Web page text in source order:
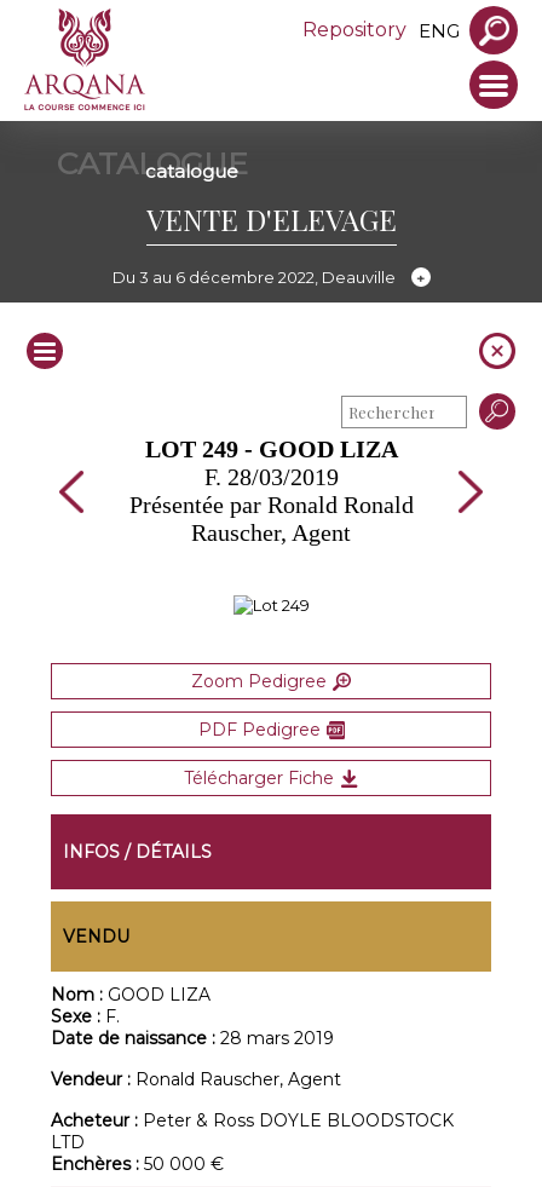
Repository ENG
CATALOGUE
catalogue
VENTE D'ELEVAGE
Du 3 au 6 décembre 2022, Deauville
LOT 249 - GOOD LIZA
F. 28/03/2019
Présentée par Ronald Ronald
Rauscher, Agent
Zoom Pedigree
PDF Pedigree
Télécharger Fiche
INFOS / DÉTAILS
VENDU
Nom : GOOD LIZA
Sexe : F.
Date de naissance :28 mars 2019
Vendeur : Ronald Rauscher, Agent
Acheteur : Peter & Ross DOYLE BLOODSTOCK
LTD
Enchères :50 000 €